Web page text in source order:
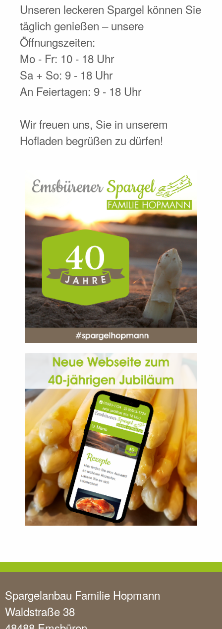
Unseren leckeren Spargel können Sie
täglich genießen – unsere
Öffnungszeiten:
Mo - Fr: 10 - 18 Uhr
Sa + So: 9 - 18 Uhr
An Feiertagen: 9 - 18 Uhr
Wir freuen uns, Sie in unserem
Hofladen begrüßen zu dürfen!
Spargelanbau Familie Hopmann
Waldstraße 38